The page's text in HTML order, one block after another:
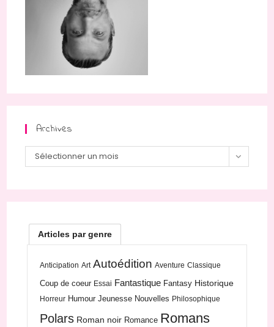
Archives
Archives
Sélectionner un mois
Articles par genre
Anticipation Art Autoédition Aventure Classique
Coup de coeur Essai Fantastique Fantasy Historique
Horreur Humour Jeunesse Nouvelles Philosophique
Polars Roman noir Romance Romans